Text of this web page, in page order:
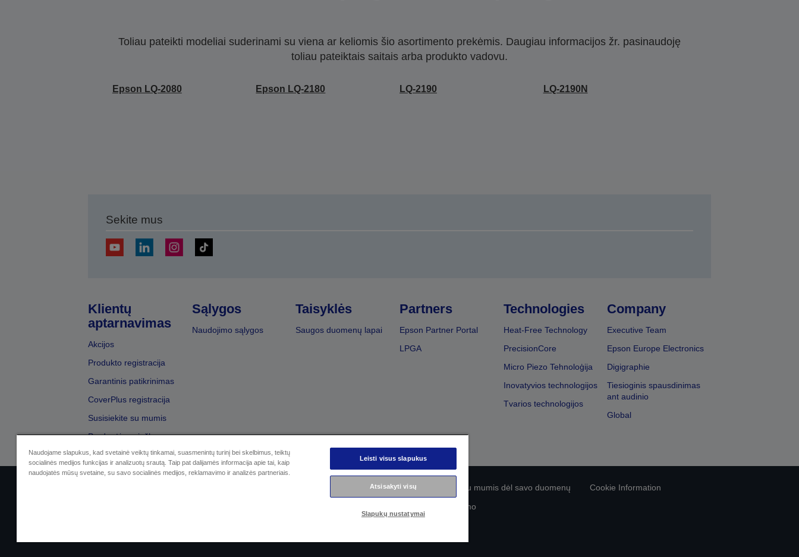
Toliau pateikti modeliai suderinami su viena ar keliomis šio asortimento prekėmis. Daugiau informacijos žr. pasinaudoję
toliau pateiktais saitais arba produkto vadovu.
Epson LQ-2080 Epson LQ-2180 LQ-2190 LQ-2190N
Sekite mus
Klientų
aptarnavimas
Akcijos
Produkto registracija
Garantinis patikrinimas
CoverPlus registracija
Susisiekite su mumis
Pardavėjų paieška
Sąlygos
Naudojimo sąlygos
Taisyklės
Saugos duomenų lapai
Partners
Epson Partner Portal
LPGA
Technologies
Heat-Free Technology
PrecisionCore
Micro Piezo Tehnoloģija
Inovatyvios technologijos
Tvarios technologijos
Company
Executive Team
Epson Europe Electronics
Digigraphie
Tiesioginis spausdinimas
ant audinio
Global
EU Data Act Compliance Susisiekite su mumis dėl savo duomenų
Cookie Information
„Epson“ įsipareigojimas dėl prieinamumo
Naudojame slapukus, kad svetainė veiktų tinkamai, suasmenintų turinį bei skelbimus, teiktų
socialinės medijos funkcijas ir analizuotų srautą. Taip pat dalijamės informacija apie tai, kaip
naudojatės mūsų svetaine, su savo socialinės medijos, reklamavimo ir analizės partneriais.
Leisti visus slapukus
Atsisakyti visų
Slapukų nustatymai